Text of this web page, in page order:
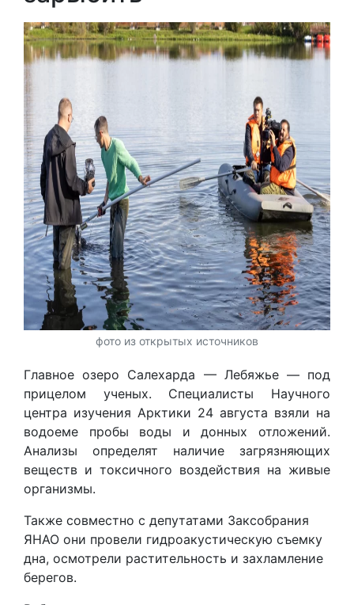
фото из открытых источников
Главное озеро Салехарда — Лебяжье — под
прицелом ученых. Специалисты Научного
центра изучения Арктики 24 августа взяли на
водоеме пробы воды и донных отложений.
Анализы определят наличие загрязняющих
веществ и токсичного воздействия на живые
организмы.
Также совместно с депутатами Заксобрания
ЯНАО они провели гидроакустическую съемку
дна, осмотрели растительность и захламление
берегов.